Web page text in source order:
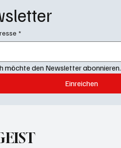
*
möchte den Newsletter abonnieren.
Einreichen